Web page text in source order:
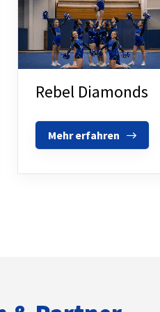
Rebel Diamonds
Mehr erfahren